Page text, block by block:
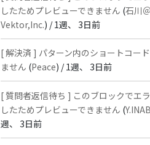
したためプレビューできません (石川＠
Vektor,Inc.) /1週、 3日前
[ 解決済 ] パターン内のショートコー
ません (Peace) /1週、 3日前
[ 質問者返信待ち ] このブロックでエ
したためプレビューできません (
週、 3日前